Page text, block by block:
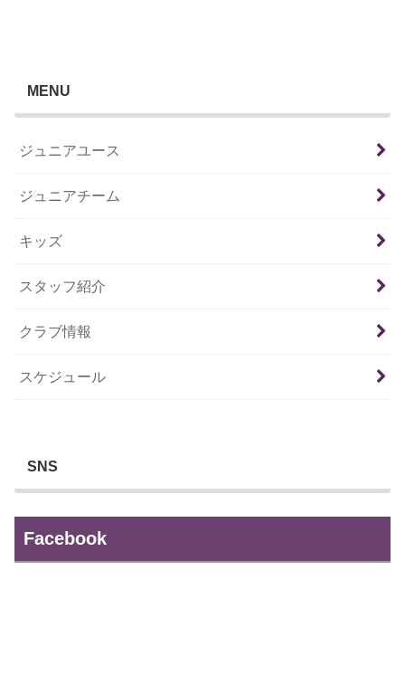
MENU
ジュニアユース
ジュニアチーム
キッズ
スタッフ紹介
クラブ情報
スケジュール
SNS
Facebook